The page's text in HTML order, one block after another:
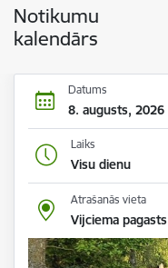
Notikumu
kalendārs
Datums
8. augusts, 2026
Laiks
Visu dienu
Atrašanās vieta
Vijciema pagasts